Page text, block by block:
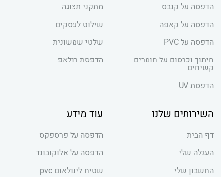
הדפסה על קנבס
הדפסה על קאפה
הדפסה על PVC
חיתוך וכרסום על חומרים
קשיחים
הדפסת UV
מתקני תצוגה
שילוט לעסקים
שלטי שמשונית
הדפסת רולאפ
השירותים שלנו
דף הבית
העגלה שלי
החשבון שלי
עוד מידע
הדפסה על פרספקס
הדפסה על אלוקובונד
שטיח לינולאום pvc